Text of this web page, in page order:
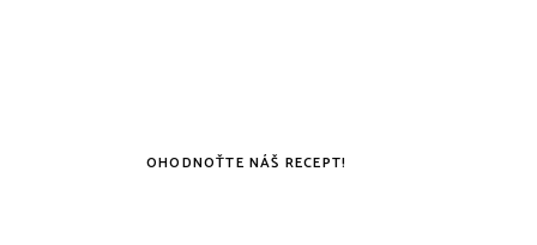
OHODNOŤTE NÁŠ RECEPT!